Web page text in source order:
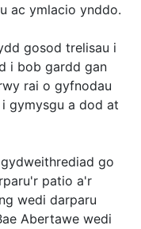
ac ymlacio ynddo.
gosod trelisau i
i bob gardd gan
rai o gyfnodau
gymysgu a dod at
go
patio a'r
wedi darparu
Abertawe wedi